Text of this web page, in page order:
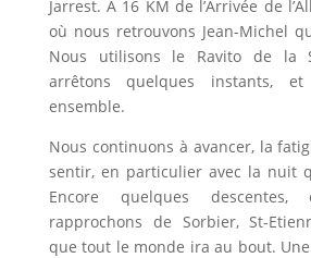
Jarrest. A 16 KM de l’Arrivée de
où nous retrouvons Jean-Michel
Nous utilisons le Ravito de la
arrêtons quelques instants,
ensemble.
Nous continuons à avancer, la
sentir, en particulier avec la nuit
Encore quelques
rapprochons de Sorbier, St-
que tout le monde ira au bout. Une